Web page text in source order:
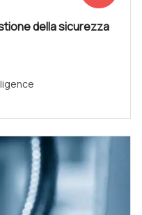
della sicurezza